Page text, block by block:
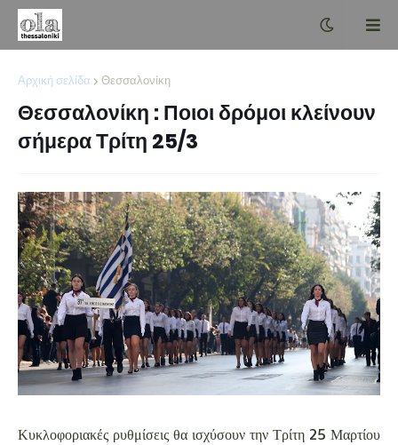
Αρχική σελίδα Θεσσαλονίκη
Θεσσαλονίκη : Ποιοι δρόμοι κλείνουν
σήμερα Τρίτη 25/3
Κυκλοφοριακές ρυθμίσεις θα ισχύσουν την Τρίτη 25 Μαρτίου